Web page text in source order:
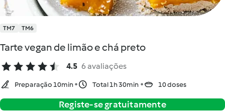
TM7 TM6
Tarte vegan de limão e chá preto
4.5 6 avaliações
Preparação 10min Total 1h 30min 10 doses
Registe-se gratuitamente